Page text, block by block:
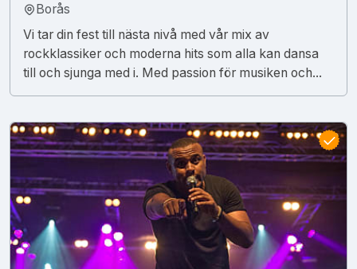
Borås
Vi tar din fest till nästa nivå med vår mix av
rockklassiker och moderna hits som alla kan dansa
till och sjunga med i. Med passion för musiken och...